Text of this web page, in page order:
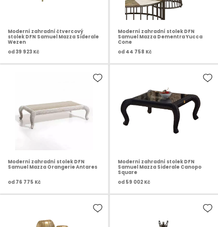
Moderní zahradní čtvercový
stolek DFN Samuel Mazza Siderale
Wezen
od39 923 Kč
Moderní zahradní stolek DFN
Samuel Mazza Dementra Yucca
Cone
od 44 758 Kč
Moderní zahradní stolek DFN
Samuel Mazza Orangerie Antares
od 76 775 Kč
Moderní zahradní stolek DFN
Samuel Mazza Siderale Canopo
Square
od 59 002 Kč